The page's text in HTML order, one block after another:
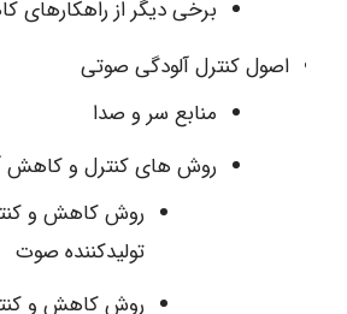
برخی دیگر از راهکارهای
اصول کنترل آلودگی صوتی
منابع سر و صدا
روش های کنترل و کاهش
روش کاهش و
تولیدکننده صوت
روش کاهش و